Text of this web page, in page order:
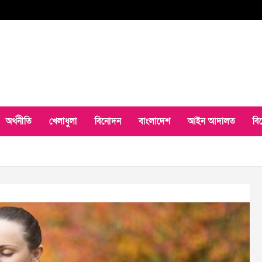
অর্থনীতি খেলাধুলা বিনোদন বাংলাদেশ আইন আদালত